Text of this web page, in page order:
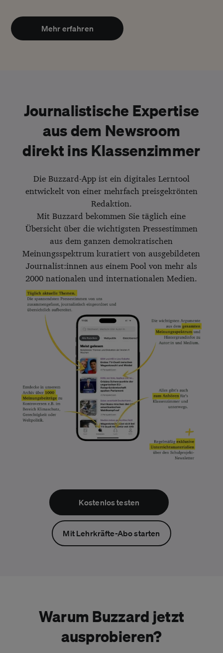
Mehr erfahren
Journalistische Expertise
aus dem Newsroom
direkt ins Klassenzimmer
Die Buzzard-App ist ein digitales Lerntool
entwickelt von einer mehrfach preisgekrönten
Redaktion.
Mit Buzzard bekommen Sie täglich eine
Übersicht über die wichtigsten Pressestimmen
aus dem ganzen demokratischen
Meinungsspektrum kuratiert von ausgebildeten
Journalist:innen aus einem Pool von mehr als
2000 nationalen und internationalen Medien.
Kostenlos testen
Mit Lehrkräfte-Abo starten
Warum Buzzard jetzt
ausprobieren?